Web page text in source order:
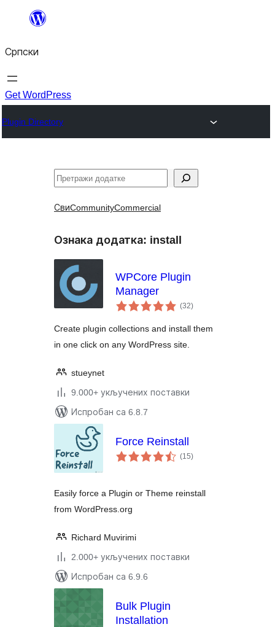
Скочи
садржај
Српски
Get WordPress
Plugin Directory
Претрага
СвиCommunityCommercial
Ознака додатка: install
WPCore Plugin
Manager
(32укупних
оцена
)
Create plugin collections and install them
in one click on any WordPress site.
stueynet
9.000+ укључених поставки
Испробан са 6.8.7
Force Reinstall
(15укупних
оцена
)
Easily force a Plugin or Theme reinstall
from WordPress.org
Richard Muvirimi
2.000+ укључених поставки
Испробан са 6.9.6
Bulk Plugin
Installation